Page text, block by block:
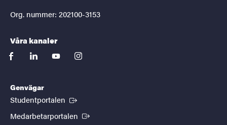
Org. nummer: 202100-3153
Våra kanaler
facebooklinkedinyoutubeinstagram
Genvägar
Studentportalen (Extern länk)
Medarbetarportalen (Extern länk)